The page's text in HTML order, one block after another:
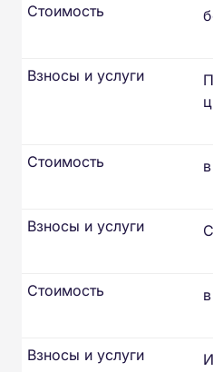
Стоимость
Взносы и услуги
Стоимость
Взносы и услуги
Стоимость
Взносы и услуги